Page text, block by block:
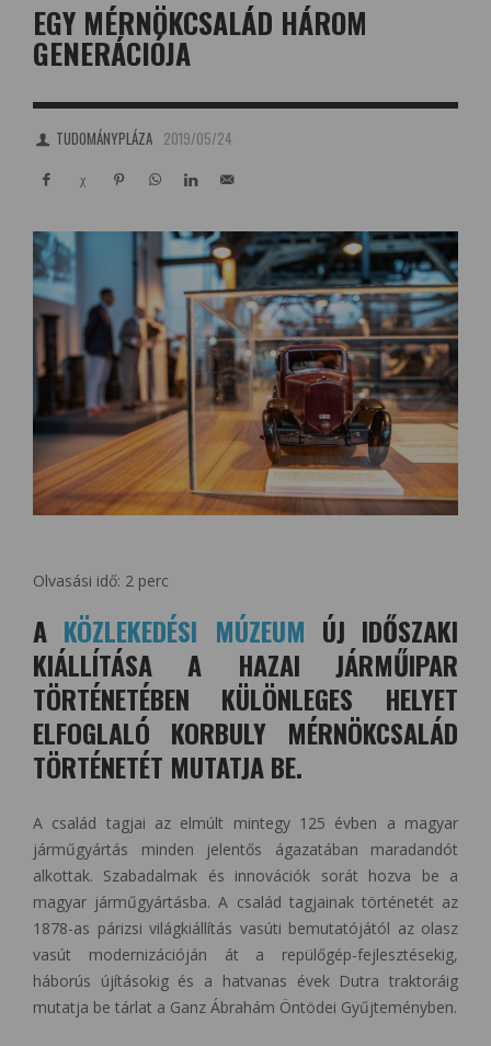
EGY MÉRNÖKCSALÁD HÁROM
GENERÁCIÓJA
TUDOMÁNYPLÁZA 2019/05/24
Olvasási idő: 2 perc
A KÖZLEKEDÉSI MÚZEUM ÚJ IDŐSZAKI
KIÁLLÍTÁSA A HAZAI JÁRMŰIPAR
TÖRTÉNETÉBEN KÜLÖNLEGES HELYET
ELFOGLALÓ KORBULY MÉRNÖKCSALÁD
TÖRTÉNETÉT MUTATJA BE.
A család tagjai az elmúlt mintegy 125 évben a magyar
járműgyártás minden jelentős ágazatában maradandót
alkottak. Szabadalmak és innovációk sorát hozva be a
magyar járműgyártásba. A család tagjainak történetét az
1878-as párizsi világkiállítás vasúti bemutatójától az olasz
vasút modernizációján át a repülőgép-fejlesztésekig,
háborús újításokig és a hatvanas évek Dutra traktoráig
mutatja be tárlat a Ganz Ábrahám Öntödei Gyűjteményben.